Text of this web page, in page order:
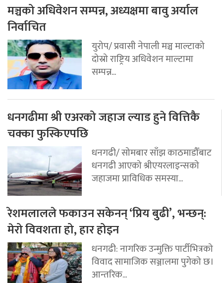
मञ्चको अधिवेशन सम्पन्न, अध्यक्षमा बावु अर्याल
निर्वाचित
युरोप/ प्रवासी नेपाली मञ्च माल्टाको
दोस्रो राष्ट्रिय अधिवेशन माल्टामा
सम्पन्न...
धनगढीमा श्री एअरको जहाज ल्याड हुने वित्तिकै
चक्का फुस्किएपछि
धनगढी/ सोमबार साँझ काठमाडौँबाट
धनगढी आएको श्रीएयरलाइन्सको
जहाजमा प्राविधिक समस्या...
रेशमलालले फकाउन सकेनन् ‘प्रिय बुढी’, भन्छन्:
मेरो विवशता हो, हार होइन
धनगढी: नागरिक उन्मुक्ति पार्टीभित्रको
विवाद सामाजिक सञ्जालमा पुगेको छ।
आन्तरिक...